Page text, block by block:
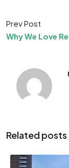
Prev Post
Why We Love
Related posts